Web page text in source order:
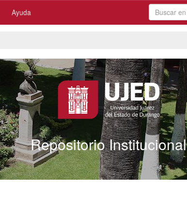
Ayuda
Repositorio Institucional